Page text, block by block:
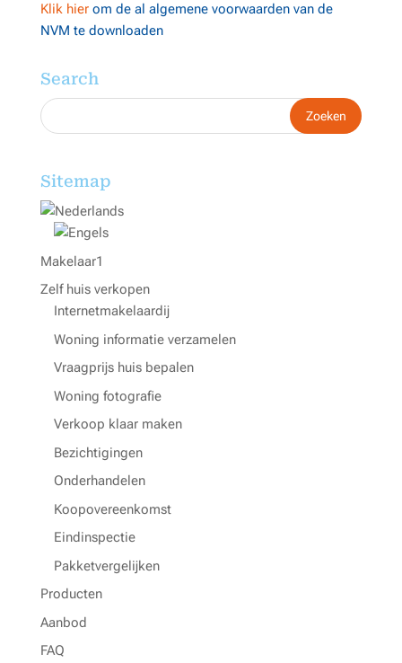
Klik hierom de al algemene voorwaarden van de
NVM te downloaden
Search
Sitemap
Makelaar1
Zelf huis verkopen
Internetmakelaardij
Woning informatie verzamelen
Vraagprijs huis bepalen
Woning fotografie
Verkoop klaar maken
Bezichtigingen
Onderhandelen
Koopovereenkomst
Eindinspectie
Pakketvergelijken
Producten
Aanbod
FAQ